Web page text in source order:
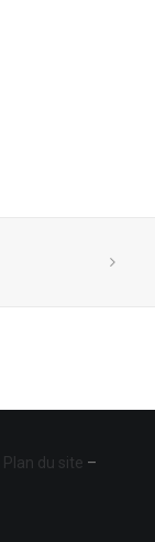
Plan du site –